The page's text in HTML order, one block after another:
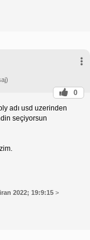
0
adı usd uzerinden
seçiyorsun
2022; 19:9:15 >